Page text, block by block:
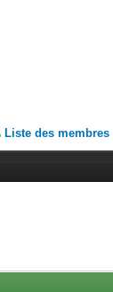
Liste des membres